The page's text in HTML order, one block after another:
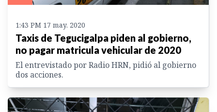
1:43 PM 17 may. 2020
Taxis de Tegucigalpa piden al gobierno,
no pagar matricula vehicular de 2020
El entrevistado por Radio HRN, pidió al gobierno
dos acciones.